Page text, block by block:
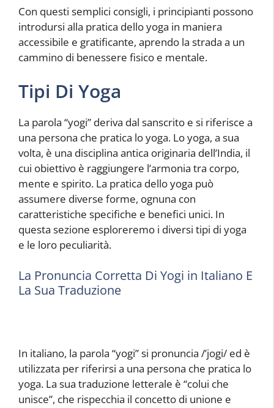
Con questi semplici consigli, i principianti possono
introdursi alla pratica dello yoga in maniera
accessibile e gratificante, aprendo la strada a un
cammino di benessere fisico e mentale.
Tipi Di Yoga
La parola “yogi” deriva dal sanscrito e si riferisce a
una persona che pratica lo yoga. Lo yoga, a sua
volta, è una disciplina antica originaria dell’India, il
cui obiettivo è raggiungere l’armonia tra corpo,
mente e spirito. La pratica dello yoga può
assumere diverse forme, ognuna con
caratteristiche specifiche e benefici unici. In
questa sezione esploreremo i diversi tipi di yoga
e le loro peculiarità.
La Pronuncia Corretta Di Yogi in Italiano E
La Sua Traduzione
In italiano, la parola “yogi” si pronuncia /’jogi/ ed è
utilizzata per riferirsi a una persona che pratica lo
yoga. La sua traduzione letterale è “colui che
unisce”, che rispecchia il concetto di unione e